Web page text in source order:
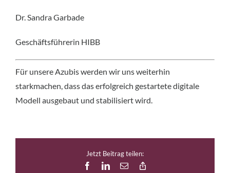
Dr. Sandra Garbade
Geschäftsführerin HIBB
Für unsere Azubis werden wir uns weiterhin
starkmachen, dass das erfolgreich gestartete digitale
Modell ausgebaut und stabilisiert wird.
Jetzt Beitrag teilen:
FacebookLinkedIn
E-